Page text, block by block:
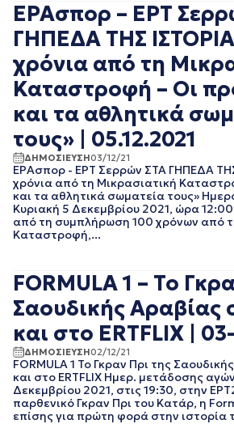
ΝΟΕΜΒΡΙΟΣ 2021
ΟΚΤΩΒΡΙΟΣ 2021
ΣΕΠΤΕΜΒΡΙΟΣ 2021
ΑΥΓΟΥΣΤΟΣ 2021
ΙΟΥΛΙΟΣ 2021
ΙΟΥΝΙΟΣ 2021
ΜΑΙΟΣ 2021
ΑΠΡΙΛΙΟΣ 2021
ΜΑΡΤΙΟΣ 2021
ΦΕΒΡΟΥΑΡΙΟΣ 2021
ΙΑΝΟΥΑΡΙΟΣ 2021
ΔΕΚΕΜΒΡΙΟΣ 2020
ΝΟΕΜΒΡΙΟΣ 2020
ΑΥΓΟΥΣΤΟΣ 2020
ΙΟΥΛΙΟΣ 2020
ΙΟΥΝΙΟΣ 2020
ΜΑΙΟΣ 2020
ΑΠΡΙΛΙΟΣ 2020
ΜΑΡΤΙΟΣ 2020
ΦΕΒΡΟΥΑΡΙΟΣ 2020
ΙΑΝΟΥΑΡΙΟΣ 2020
ΔΕΚΕΜΒΡΙΟΣ 2019
ΕΡΑσπορ – ΕΡΤ
ΓΗΠΕΔΑ ΤΗΣ
χρόνια από τη
Καταστροφή – Οι
και τα αθλητικά
τους» | 05.12.2021
ΔΗΜΟΣΙΕΥΣΗ03/12/21
ΕΡΑσπορ - ΕΡΤ Σερρών ΣΤΑ ΓΗΠΕΔΑ
χρόνια από τη Μικρασιατική
και τα αθλητικά σωματεία τους»
Κυριακή 5 Δεκεμβρίου 2021, ώρα
από τη συμπλήρωση 100 χρόνων από
Καταστροφή,...
FORMULA 1 – Το
Σαουδικής Αραβίας
και στο ERTFLIX |
ΔΗΜΟΣΙΕΥΣΗ02/12/21
FORMULA 1 Το Γκραν Πρι της
και στο ERTFLIX Ημερ. μετάδοσης
Δεκεμβρίου 2021, στις 19:30, στην
παρθενικό Γκραν Πρι του Κατάρ, η
επίσης για πρώτη φορά στην ιστορία